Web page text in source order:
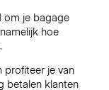
om je bagage
hoe
profiteer je van
betalen klanten